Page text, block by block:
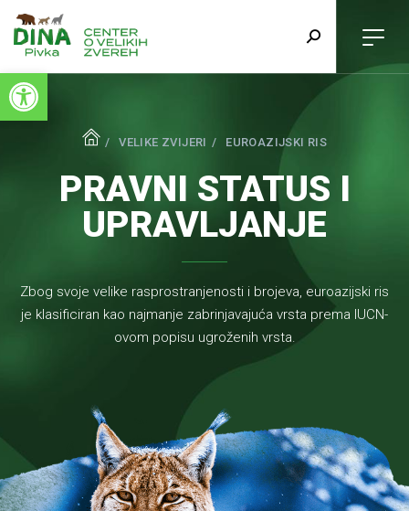
Open toolbar
VELIKE ZVIJERI EUROAZIJSKI RIS
PRAVNI STATUS I
UPRAVLJANJE
Zbog svoje velike rasprostranjenosti i brojeva, euroazijski ris
je klasificiran kao najmanje zabrinjavajuća vrsta prema IUCN-
ovom popisu ugroženih vrsta.